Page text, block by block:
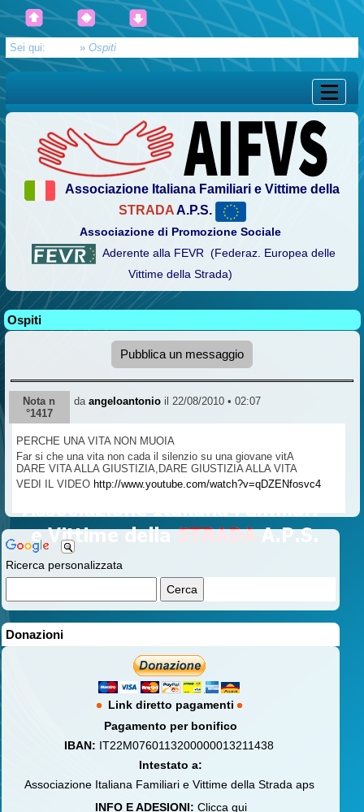
Sei qui: » Ospiti
Associazione Italiana Familiari e Vittime della
STRADAA.P.S.
Associazione di Promozione Sociale
Aderente alla FEVR (Federaz. Europea delle
Vittime della Strada)
Ricerca personalizzata
Donazioni
Link diretto pagamenti
Pagamento per bonifico
IBAN: IT22M0760113200000013211438
Intestato a:
Associazione Italiana Familiari e Vittime della Strada aps
INFO E ADESIONI: Clicca qui
Ospiti
Pubblica un messaggio
Nota n
°1417
da angeloantonio il 22/08/2010 • 02:07
PERCHE UNA VITA NON MUOIA
Far si che una vita non cada il silenzio su una giovane vitA
DARE VITA ALLA GIUSTIZIA,DARE GIUSTIZIA ALLA VITA
VEDI IL VIDEO http://www.youtube.com/watch?v=qDZENfosvc4